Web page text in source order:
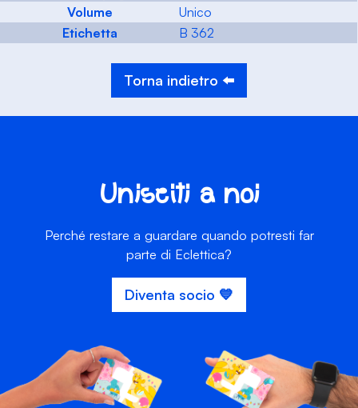
Volume
Unico
Etichetta
B 362
Torna indietro ⬅️
Unisciti a noi
Perché restare a guardare quando potresti far
parte di Eclettica?
Diventa socio 💙